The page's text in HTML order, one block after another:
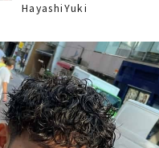
HayashiYuki